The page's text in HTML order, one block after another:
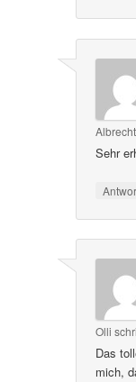
Albrecht
Sehr
Olli
Das
mich,